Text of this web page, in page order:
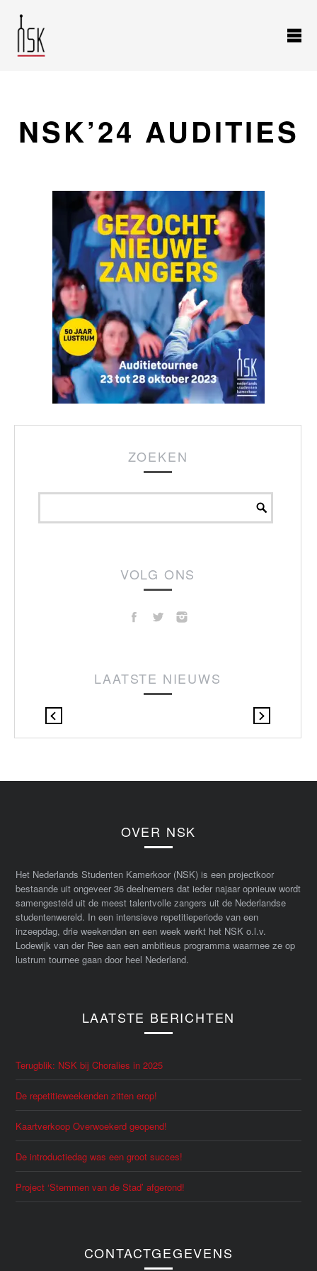
NSK’24 AUDITIES
ZOEKEN
VOLG ONS
LAATSTE NIEUWS
OVER NSK
Het Nederlands Studenten Kamerkoor (NSK) is een projectkoor
bestaande uit ongeveer 36 deelnemers dat ieder najaar opnieuw wordt
samengesteld uit de meest talentvolle zangers uit de Nederlandse
studentenwereld. In een intensieve repetitieperiode van een
inzeepdag, drie weekenden en een week werkt het NSK o.l.v.
Lodewijk van der Ree aan een ambitieus programma waarmee ze op
lustrum tournee gaan door heel Nederland.
LAATSTE BERICHTEN
Terugblik: NSK bij Choralies in 2025
De repetitieweekenden zitten erop!
Kaartverkoop Overwoekerd geopend!
De introductiedag was een groot succes!
Project ‘Stemmen van de Stad’ afgerond!
CONTACTGEGEVENS